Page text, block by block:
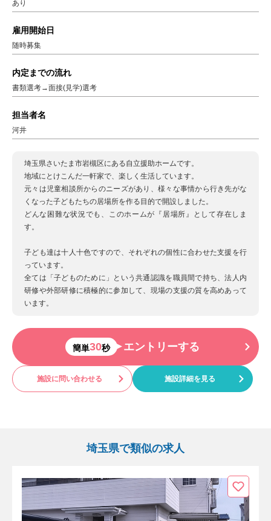
あり
雇用開始日
随時募集
内定までの流れ
書類選考→面接(見学)選考
担当者名
河井
埼玉県さいたま市岩槻区にある自立援助ホームです。
地域にとけこんだ一軒家で、楽しく生活しています。
元々は児童相談所からのニーズがあり、様々な事情から行き先がな
くなった子どもたちの居場所を作る目的で開設しました。
どんな困難な状況でも、このホームが『居場所』として存在しま
す。
子ども達は十人十色ですので、それぞれの個性に合わせた支援を行
っています。
全ては「子どものために」という共通認識を職員間で持ち、法人内
研修や外部研修に積極的に参加して、現場の支援の質を高めあって
います。
簡単30秒 エントリーする
施設に問い合わせる 施設詳細を見る
埼玉県で類似の求人